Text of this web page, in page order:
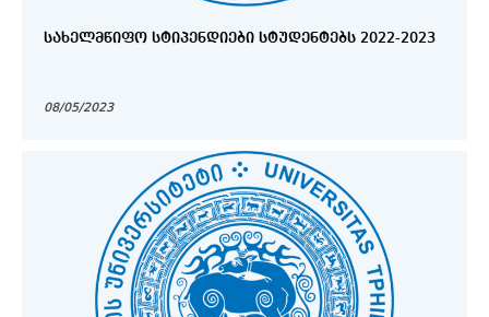
ᲡᲐᲮᲔᲚᲛᲬᲘᲤᲝ ᲡᲢᲘᲞᲔᲜᲓᲘᲔᲑᲘ ᲡᲢᲣᲓᲔᲜᲢᲔᲑᲡ 2022-2023
08/05/2023